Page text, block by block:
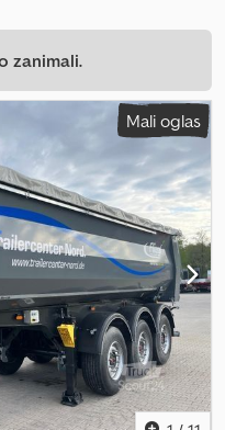
zanimali.
Mali oglas